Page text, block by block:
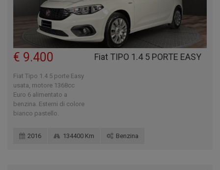
Fiat TIPO 1.4 5 PORTE EASY
€ 9.400
Fiat Tipo 1.4 5 porte Easy
usata, motore 1368cc
Euro 6 alimentato a
benzina. Esterni di colore
bianco pastello.
2016 134400 Km Benzina